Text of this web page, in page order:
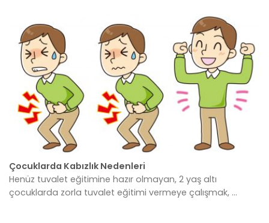
Çocuklarda Kabızlık Nedenleri
Henüz tuvalet eğitimine hazır olmayan, 2 yaş altı
çocuklarda zorla tuvalet eğitimi vermeye çalışmak, ...